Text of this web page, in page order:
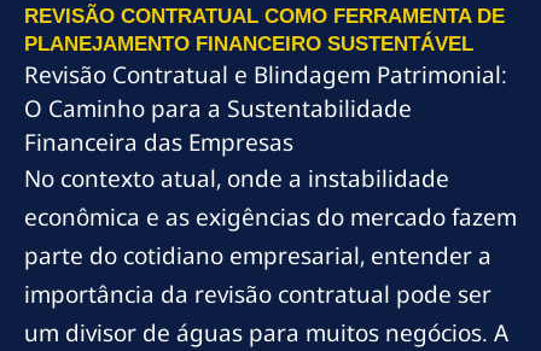
REVISÃO CONTRATUAL COMO FERRAMENTA DE
PLANEJAMENTO FINANCEIRO SUSTENTÁVEL
Revisão Contratual e Blindagem Patrimonial:
O Caminho para a Sustentabilidade
Financeira das Empresas
No contexto atual, onde a instabilidade
econômica e as exigências do mercado fazem
parte do cotidiano empresarial, entender a
importância da revisão contratual pode ser
um divisor de águas para muitos negócios. A